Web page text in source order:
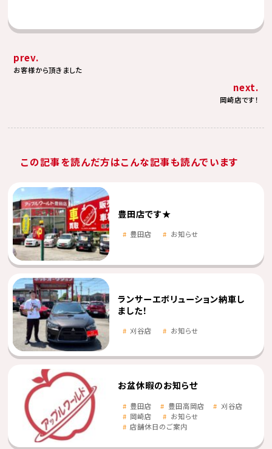
prev.
お客様から頂きました
next.
岡崎店です！
この記事を読んだ方はこんな記事も読んでいます
豊田店です★
豊田店 お知らせ
ランサーエボリューション納車し
ました！
刈谷店 お知らせ
お盆休暇のお知らせ
豊田店 豊田高岡店
刈谷店
岡崎店
お知らせ
店舗休日のご案内